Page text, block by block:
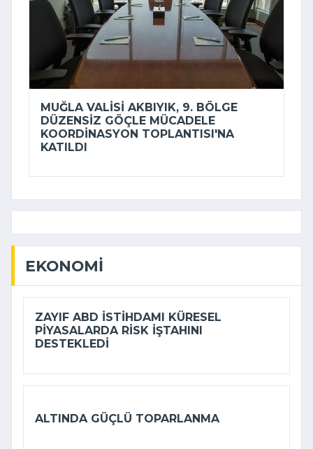
MUĞLA VALISI AKBIYIK, 9. BÖLGE
DÜZENSIZ GÖÇLE MÜCADELE
KOORDINASYON TOPLANTISI'NA
KATILDI
EKONOMI
ZAYIF ABD ISTIHDAMI KÜRESEL
PIYASALARDA RISK IŞTAHINI
DESTEKLEDI
ALTINDA GÜÇLÜ TOPARLANMA